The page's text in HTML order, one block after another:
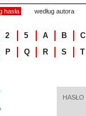
hasła według autora
2 5 A B C
P Q R S T
HASŁO